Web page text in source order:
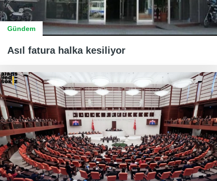
Gündem
Asıl fatura halka kesiliyor